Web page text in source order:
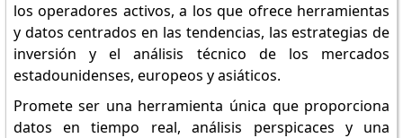
los operadores activos, a los que ofrece herramientas
y datos centrados en las tendencias, las estrategias de
inversión y el análisis técnico de los mercados
estadounidenses, europeos y asiáticos.
Promete ser una herramienta única que proporciona
datos en tiempo real, análisis perspicaces y una